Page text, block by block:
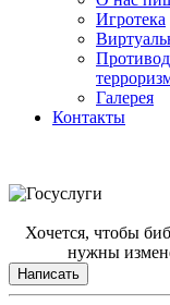
Игротека
Галерея
Контакты
Хочется, чтобы
нужны
Написать